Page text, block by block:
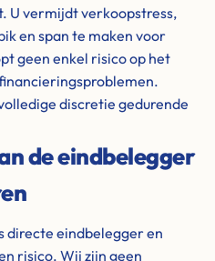
U vermijdt verkoopstress,
en span te maken voor
geen enkel risico op het
discretie gedurende
de eindbelegger
directe eindbelegger en
risico. Wij zijn geen